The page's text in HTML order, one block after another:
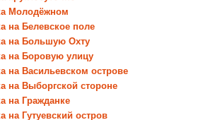
Молодёжном
на Белевское поле
на Большую Охту
на Боровую улицу
на Васильевском острове
на Выборгской стороне
на Гражданке
на Гутуевский остров